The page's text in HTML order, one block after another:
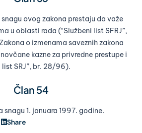
ovog zakona prestaju da važe
u oblasti rada (“Službeni list SFRJ”,
o izmenama saveznih zakona
kazne za privredne prestupe i
list SRJ”, br. 28/96).
Član 54
snagu 1. januara 1997. godine.
Share